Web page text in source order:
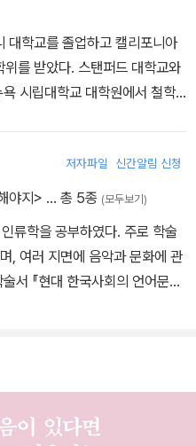
대학교를 졸업하고 캘리포니아
를 받았다. 스탠퍼드 대학교와
시립대학교 대학원에서 철학
쿠버 다이버이며 자연의 관찰자
생물을 관찰하며 철학적 탐구를
’이다. 문어라는 개별 생명체에
태계 전체로 시야를 확장해 가
장 연구와 철학적 성찰, 그리고
다. 『아더 마인즈』는 2017년
른 바 있으며 20개국 이상의 언
여정』은 워싱턴 포스트가 선
하나로 선정되었다. 그 외에도
저자파일 신간알림 신청
야지> … 총 5종 (모두보기)
류학을 공부하였다. 주로 학술
, 여러 지면에 음악과 문화에 관
서 『현대 한국사회의 언어문